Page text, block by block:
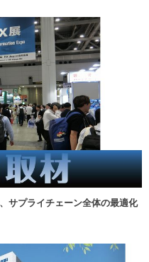
サプライチェーン全体の最適化